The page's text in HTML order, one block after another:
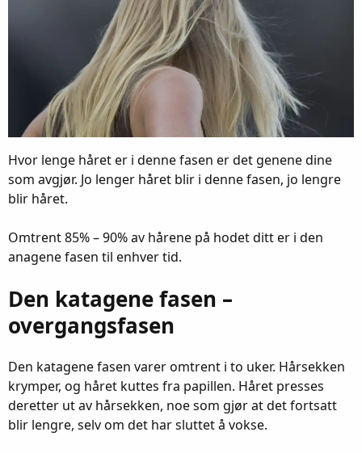
Hvor lenge håret er i denne fasen er det genene dine
som avgjør. Jo lenger håret blir i denne fasen, jo lengre
blir håret.
Omtrent 85% – 90% av hårene på hodet ditt er i den
anagene fasen til enhver tid.
Den katagene fasen –
overgangsfasen
Den katagene fasen varer omtrent i to uker. Hårsekken
krymper, og håret kuttes fra papillen. Håret presses
deretter ut av hårsekken, noe som gjør at det fortsatt
blir lengre, selv om det har sluttet å vokse.